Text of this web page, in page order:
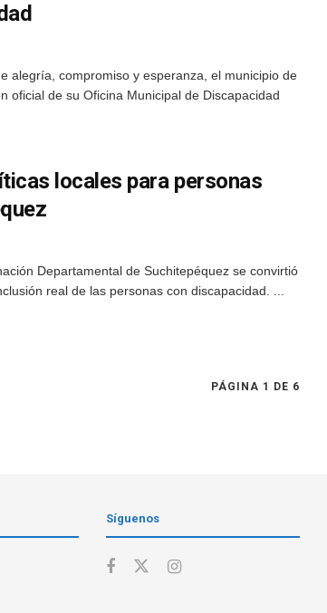
alegría, compromiso y esperanza, el municipio de
oficial de su Oficina Municipal de Discapacidad
locales para personas
Departamental de Suchitepéquez se convirtió
real de las personas con discapacidad. ...
PÁGINA 1 DE 6
Síguenos